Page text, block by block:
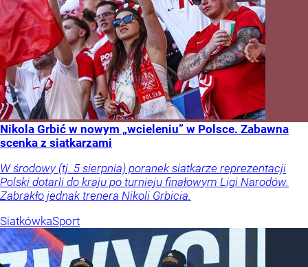
Nikola Grbić w nowym „wcieleniu” w Polsce. Zabawna
scenka z siatkarzami
W środowy (tj. 5 sierpnia) poranek siatkarze reprezentacji
Polski dotarli do kraju po turnieju finałowym Ligi Narodów.
Zabrakło jednak trenera Nikoli Grbicia.
SiatkówkaSport